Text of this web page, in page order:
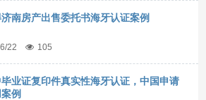
南房产出售委托书海牙认证案例
22 105
业证复印件真实性海牙认证，中国申请
例